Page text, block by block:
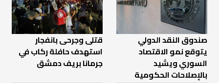
صندوق النقد الدولي
يتوقع نمو الاقتصاد
السوري ويشيد
بالإصلاحات الحكومية
قتلى وجرحى بانفجار
استهدف حافلة ركاب في
جرمانا بريف دمشق